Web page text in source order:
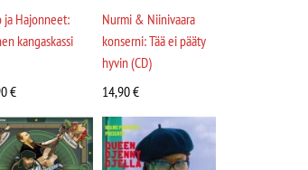
ja Hajonneet:
kangaskassi
€
Nurmi & Niinivaara
konserni: Tää ei pääty
hyvin (CD)
14,90€